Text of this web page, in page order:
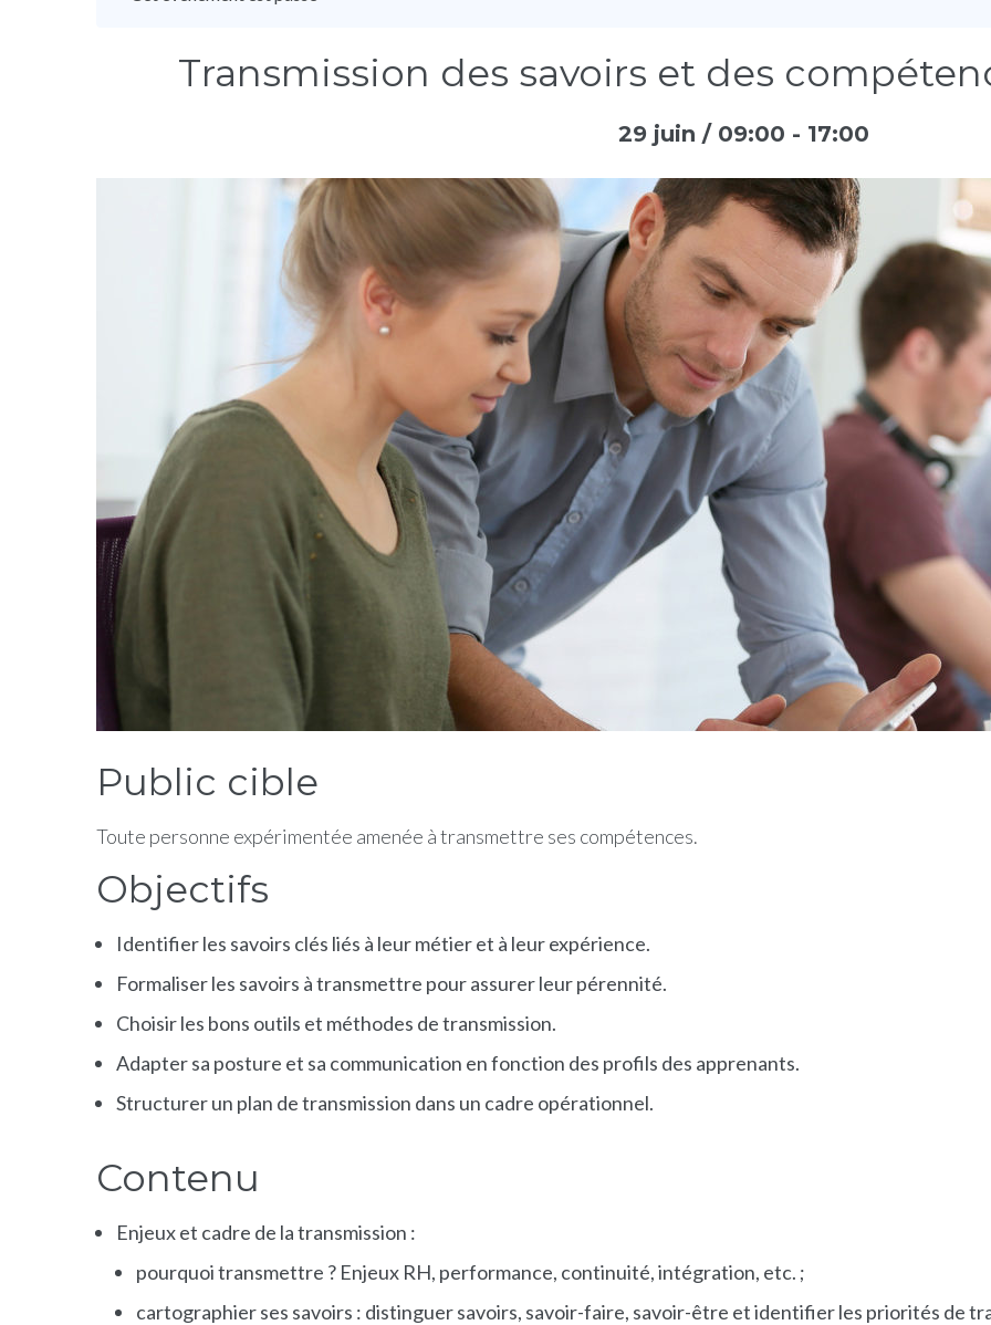
Transmission des savoirs et des
29 juin / 09:00 - 17:00
Public cible
Toute personne expérimentée amenée à transmettre ses compétences.
Objectifs
Identifier les savoirs clés liés à leur métier et à leur expérience.
Formaliser les savoirs à transmettre pour assurer leur pérennité.
Choisir les bons outils et méthodes de transmission.
Adapter sa posture et sa communication en fonction des profils des apprenants.
Structurer un plan de transmission dans un cadre opérationnel.
Contenu
Enjeux et cadre de la transmission :
pourquoi transmettre ? Enjeux RH, performance, continuité, intégration, etc. ;
cartographier ses savoirs : distinguer savoirs, savoir-faire, savoir-être et identifier les priorités de